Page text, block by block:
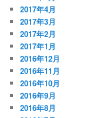
2017年4月
2017年3月
2017年2月
2017年1月
2016年12月
2016年11月
2016年10月
2016年9月
2016年8月